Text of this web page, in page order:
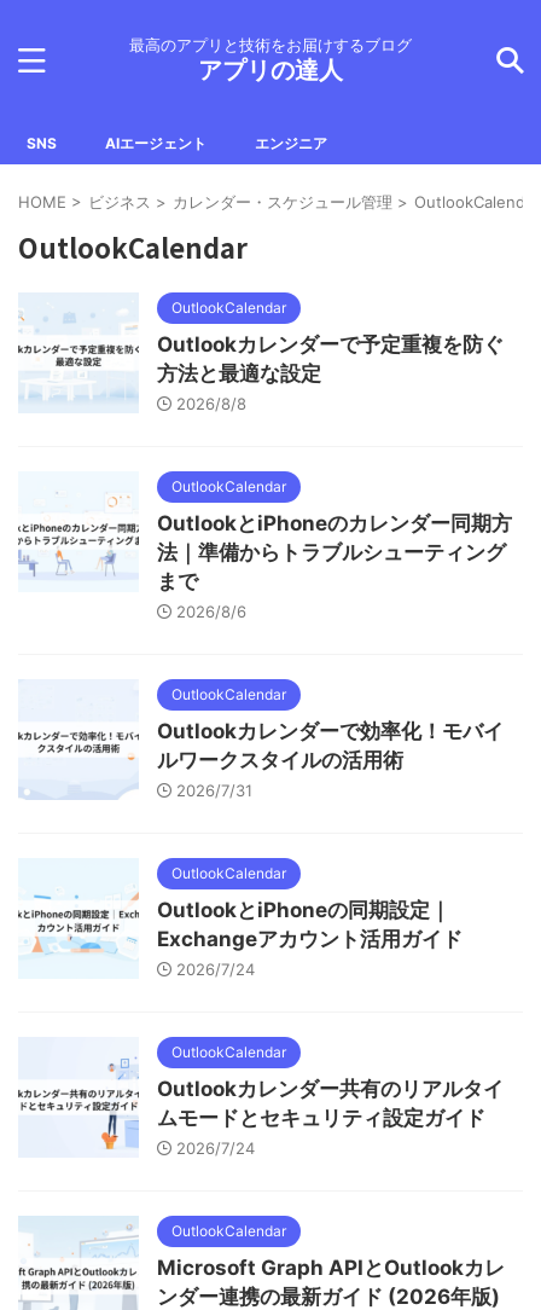
最高のアプリと技術をお届けするブログ
アプリの達人
SNS AIエージェント エンジニア
HOME > ビジネス > カレンダー・スケジュール管理 > OutlookCalendar
OutlookCalendar
OutlookCalendar
Outlookカレンダーで予定重複を防ぐ
方法と最適な設定
2026/8/8
OutlookCalendar
OutlookとiPhoneのカレンダー同期方
法｜準備からトラブルシューティング
まで
2026/8/6
OutlookCalendar
Outlookカレンダーで効率化！モバイ
ルワークスタイルの活用術
2026/7/31
OutlookCalendar
OutlookとiPhoneの同期設定｜
Exchangeアカウント活用ガイド
2026/7/24
OutlookCalendar
Outlookカレンダー共有のリアルタイ
ムモードとセキュリティ設定ガイド
2026/7/24
OutlookCalendar
Microsoft Graph APIとOutlookカレ
ンダー連携の最新ガイド (2026年版)